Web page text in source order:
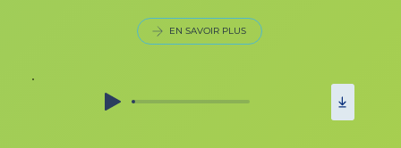
EN SAVOIR PLUS